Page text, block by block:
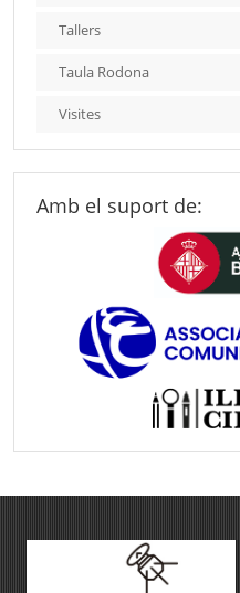
Tallers
Taula Rodona
Visites
Amb el suport de: